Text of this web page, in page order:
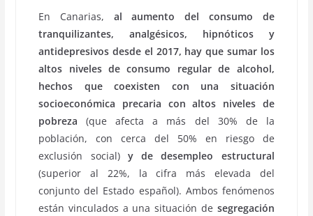
En Canarias, al aumento del consumo de
tranquilizantes, analgésicos, hipnóticos y
antidepresivos desde el 2017, hay que sumar los
altos niveles de consumo regular de alcohol,
hechos que coexisten con una situación
socioeconómica precaria con altos niveles de
pobreza (que afecta a más del 30% de la
población, con cerca del 50% en riesgo de
exclusión social) y de desempleo estructural
(superior al 22%, la cifra más elevada del
conjunto del Estado español). Ambos fenómenos
están vinculados a una situación de segregación